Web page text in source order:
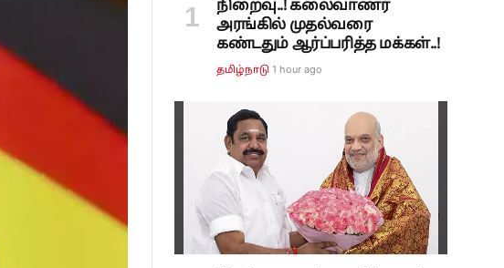
நிறைவு..! கலைவாணர்
அரங்கில் முதல்வரை
கண்டதும் ஆர்ப்பரித்த மக்கள்..!
தமிழ்நாடு 1 hour ago